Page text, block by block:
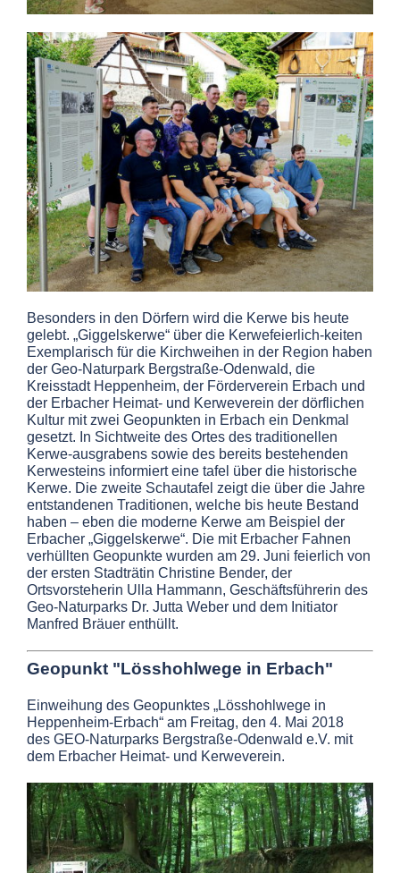
Besonders in den Dörfern wird die Kerwe bis heute
gelebt. „Giggelskerwe“ über die Kerwefeierlich-keiten
Exemplarisch für die Kirchweihen in der Region haben
der Geo-Naturpark Bergstraße-Odenwald, die
Kreisstadt Heppenheim, der Förderverein Erbach und
der Erbacher Heimat- und Kerweverein der dörflichen
Kultur mit zwei Geopunkten in Erbach ein Denkmal
gesetzt. In Sichtweite des Ortes des traditionellen
Kerwe-ausgrabens sowie des bereits bestehenden
Kerwesteins informiert eine tafel über die historische
Kerwe. Die zweite Schautafel zeigt die über die Jahre
entstandenen Traditionen, welche bis heute Bestand
haben – eben die moderne Kerwe am Beispiel der
Erbacher „Giggelskerwe“. Die mit Erbacher Fahnen
verhüllten Geopunkte wurden am 29. Juni feierlich von
der ersten Stadträtin Christine Bender, der
Ortsvorsteherin Ulla Hammann, Geschäftsführerin des
Geo-Naturparks Dr. Jutta Weber und dem Initiator
Manfred Bräuer enthüllt.
Geopunkt "Lösshohlwege in Erbach"
Einweihung des Geopunktes „Lösshohlwege in
Heppenheim-Erbach“ am Freitag, den 4. Mai 2018
des GEO-Naturparks Bergstraße-Odenwald e.V. mit
dem Erbacher Heimat- und Kerweverein.